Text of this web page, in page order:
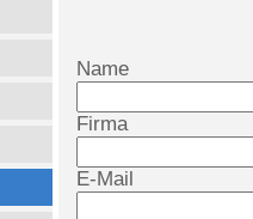
Name
Firma
E-Mail